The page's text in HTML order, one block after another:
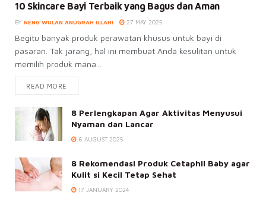
10 Skincare Bayi Terbaik yang Bagus dan Aman
BY NENG WULAN ANUGRAH ILLAHI 27 MAY 2025
Begitu banyak produk perawatan khusus untuk bayi di
pasaran. Tak jarang, hal ini membuat Anda kesulitan untuk
memilih produk mana...
READ MORE
8 Perlengkapan Agar Aktivitas Menyusui
Nyaman dan Lancar
6 AUGUST 2025
8 Rekomendasi Produk Cetaphil Baby agar
Kulit si Kecil Tetap Sehat
17 JANUARY 2024